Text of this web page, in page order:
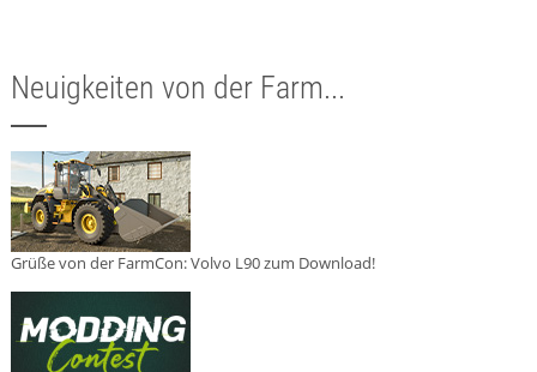
Neuigkeiten von der Farm...
Grüße von der FarmCon: Volvo L90 zum Download!